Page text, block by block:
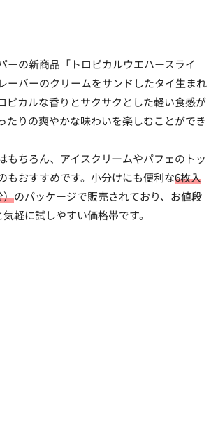
ーの新商品「トロピカルウエハースライ
ーバーのクリームをサンドしたタイ生まれ
ピカルな香りとサクサクとした軽い食感が
たりの爽やかな味わいを楽しむことができ
もちろん、アイスクリームやパフェのトッ
もおすすめです。小分けにも便利な6枚入
）のパッケージで販売されており、お値段
軽に試しやすい価格帯です。